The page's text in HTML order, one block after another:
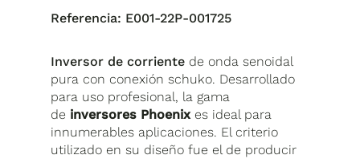
Referencia: E001-22P-001725
Inversor de corriente de onda senoidal
pura con conexión schuko. Desarrollado
para uso profesional, la gama
de inversores Phoenixes ideal para
innumerables aplicaciones. El criterio
utilizado en su diseño fue el de producir